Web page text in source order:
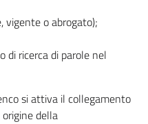
vigente o abrogato);
di ricerca di parole nel
si attiva il collegamento
della